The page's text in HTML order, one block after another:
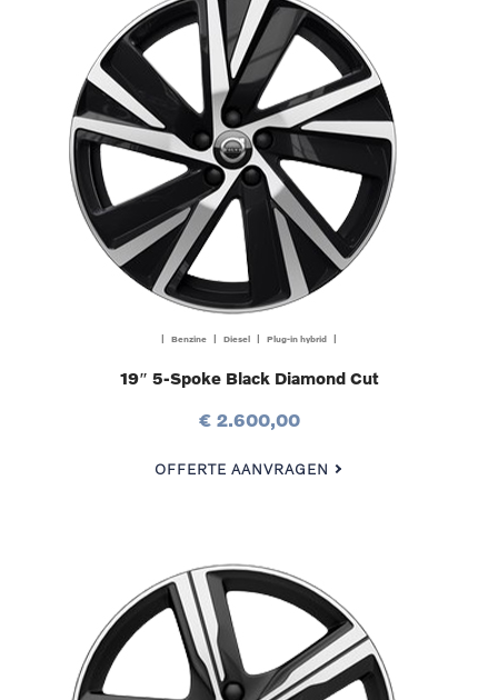
| Benzine | Diesel | Plug-in hybrid |
19″ 5-Spoke Black Diamond Cut
€ 2.600,00
OFFERTE AANVRAGEN